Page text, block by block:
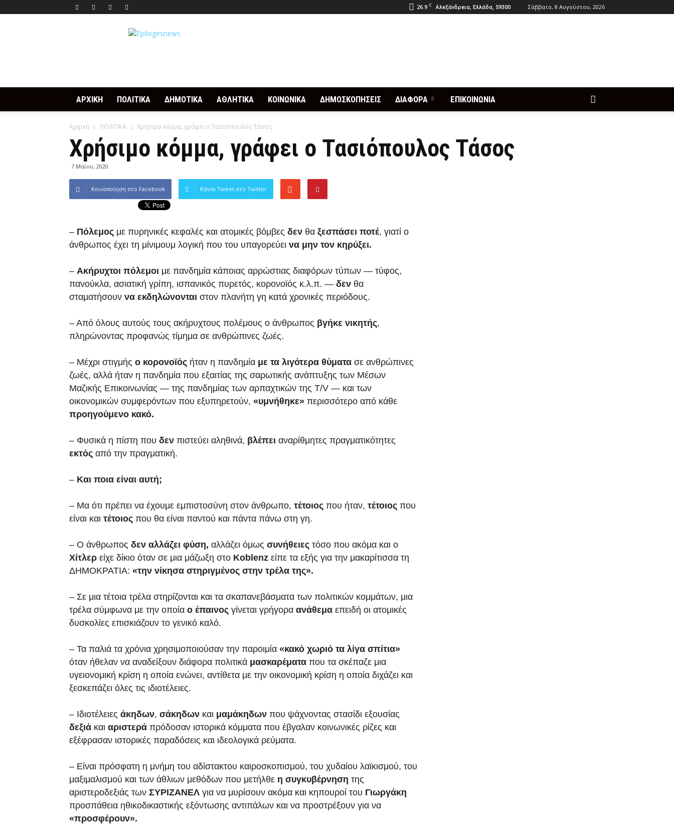
26.9 C Αλεξάνδρεια, Ελλάδα, 59300 Σάββατο, 8 Αυγούστου, 2026
Epilogesnews
ΑΡΧΙΚΗ ΠΟΛΙΤΙΚΑ ΔΗΜΟΤΙΚΑ ΑΘΛΗΤΙΚΑ ΚΟΙΝΩΝΙΚΑ ΔΗΜΟΣΚΟΠΗΣΕΙΣ ΔΙΑΦΟΡΑ ΕΠΙΚΟΙΝΩΝΙΑ
Αρχική ΠΟΛΙΤΙΚΑ Χρήσιμο κόμμα, γράφει ο Τασιόπουλος Τάσος
Χρήσιμο κόμμα, γράφει ο Τασιόπουλος Τάσος
7 Μαΐου, 2020
Κοινοποίηση στο Facebook Κάντε Tweet στο Twitter
– Πόλεμος με πυρηνικές κεφαλές και ατομικές βόμβες δεν θα ξεσπάσει ποτέ, γιατί ο
άνθρωπος έχει τη μίνιμουμ λογική που του υπαγορεύει να μην τον κηρύξει.
– Ακήρυχτοι πόλεμοι με πανδημία κάποιας αρρώστιας διαφόρων τύπων — τύφος,
πανούκλα, ασιατική γρίπη, ισπανικός πυρετός, κορονοϊός κ.λ.π. — δεν θα
σταματήσουν να εκδηλώνονται στον πλανήτη γη κατά χρονικές περιόδους.
– Από όλους αυτούς τους ακήρυχτους πολέμους ο άνθρωπος βγήκε νικητής,
πληρώνοντας προφανώς τίμημα σε ανθρώπινες ζωές.
– Μέχρι στιγμής ο κορονοϊός ήταν η πανδημία με τα λιγότερα θύματα σε ανθρώπινες
ζωές, αλλά ήταν η πανδημία που εξαιτίας της σαρωτικής ανάπτυξης των Μέσων
Μαζικής Επικοινωνίας — της πανδημίας των αρπαχτικών της Τ/V — και των
οικονομικών συμφερόντων που εξυπηρετούν, «υμνήθηκε» περισσότερο από κάθε
προηγούμενο κακό.
– Φυσικά η πίστη που δεν πιστεύει αληθινά, βλέπει αναρίθμητες πραγματικότητες
εκτός από την πραγματική.
– Και ποια είναι αυτή;
– Μα ότι πρέπει να έχουμε εμπιστοσύνη στον άνθρωπο, τέτοιος που ήταν, τέτοιος που
είναι και τέτοιος που θα είναι παντού και πάντα πάνω στη γη.
– Ο άνθρωπος δεν αλλάζει φύση, αλλάζει όμως συνήθειες τόσο που ακόμα και ο
Χίτλερ είχε δίκιο όταν σε μια μάζωξη στο Koblenz είπε τα εξής για την μακαρίτισσα τη
ΔΗΜΟΚΡΑΤΙΑ: «την νίκησα στηριγμένος στην τρέλα της».
– Σε μια τέτοια τρέλα στηρίζονται και τα σκαπανεβάσματα των πολιτικών κομμάτων, μια
τρέλα σύμφωνα με την οποία ο έπαινος γίνεται γρήγορα ανάθεμα επειδή οι ατομικές
δυσκολίες επισκιάζουν το γενικό καλό.
– Τα παλιά τα χρόνια χρησιμοποιούσαν την παροιμία «κακό χωριό τα λίγα σπίτια»
όταν ήθελαν να αναδείξουν διάφορα πολιτικά μασκαρέματα που τα σκέπαζε μια
υγειονομική κρίση η οποία ενώνει, αντίθετα με την οικονομική κρίση η οποία διχάζει και
ξεσκεπάζει όλες τις ιδιοτέλειες.
– Ιδιοτέλειες άκηδων, σάκηδων και μαμάκηδων που ψάχνοντας στασίδι εξουσίας
δεξιά και αριστερά πρόδοσαν ιστορικά κόμματα που έβγαλαν κοινωνικές ρίζες και
εξέφρασαν ιστορικές παραδόσεις και ιδεολογικά ρεύματα.
– Είναι πρόσφατη η μνήμη του αδίστακτου καιροσκοπισμού, του χυδαίου λαϊκισμού, του
μαξιμαλισμού και των άθλιων μεθόδων που μετήλθε η συγκυβέρνηση της
αριστεροδεξιάς των ΣΥΡΙΖΑΝΕΛ για να μυρίσουν ακόμα και κηπουροί του Γιωργάκη
προσπάθεια ηθικοδικαστικής εξόντωσης αντιπάλων και να προστρέξουν για να
«προσφέρουν».